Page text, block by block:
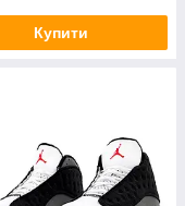
Купити